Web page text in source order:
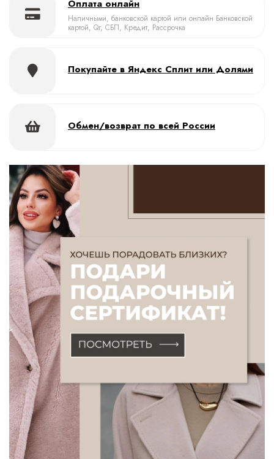
Оплата онлайн
Наличными, банковской картой или онлайн Банковской
картой, Qr, СБП, Кредит, Рассрочка
Покупайте в Яндекс Сплит или Долями
Обмен/возврат по всей России